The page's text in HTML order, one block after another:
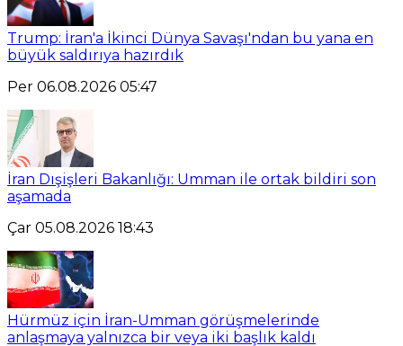
Trump: İran'a İkinci Dünya Savaşı'ndan bu yana en
büyük saldırıya hazırdık
Per 06.08.2026 05:47
İran Dışişleri Bakanlığı: Umman ile ortak bildiri son
aşamada
Çar 05.08.2026 18:43
Hürmüz için İran-Umman görüşmelerinde
anlaşmaya yalnızca bir veya iki başlık kaldı